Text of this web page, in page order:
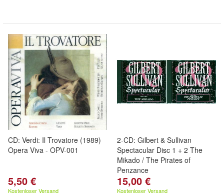
CD: Verdi: Il Trovatore (1989)
Opera Viva - OPV-001
5,50 €
Kostenloser Versand
2-CD: Gilbert & Sullivan
Spectacular Disc 1 + 2 The
Mikado / The Pirates of
Penzance
15,00 €
Kostenloser Versand